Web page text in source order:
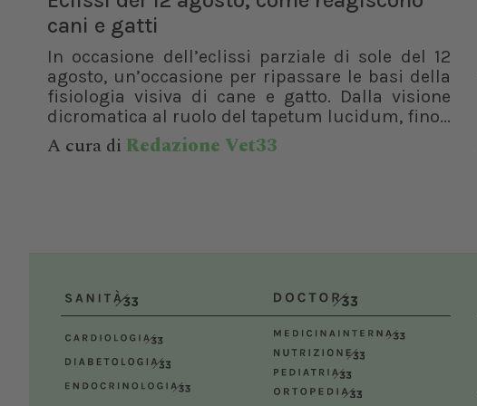
cani e gatti
In occasione dell’eclissi parziale di sole del 12
agosto, un’occasione per ripassare le basi della
fisiologia visiva di cane e gatto. Dalla visione
dicromatica al ruolo del tapetum lucidum, fino...
A cura di Redazione Vet33